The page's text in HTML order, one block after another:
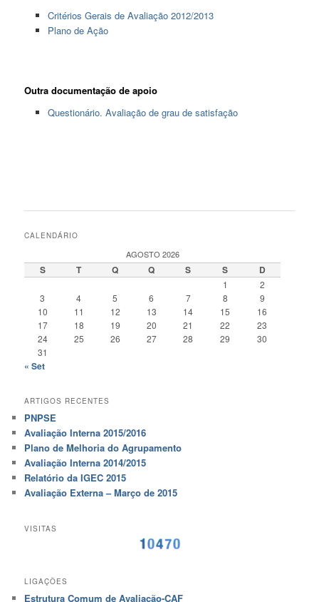
Critérios Gerais de Avaliação 2012/2013
Plano de Ação
Outra documentação de apoio
Questionário. Avaliação de grau de satisfação
CALENDÁRIO
AGOSTO 2026
S T Q Q S S D
1
2
3
4 5 6 7 8
9
10
11 12 13 14 15
16
17
18 19 20 21 22
23
24
25 26 27 28 29
30
31
« Set
ARTIGOS RECENTES
PNPSE
Avaliação Interna 2015/2016
Plano de Melhoria do Agrupamento
Avaliação Interna 2014/2015
Relatório da IGEC 2015
Avaliação Externa – Março de 2015
VISITAS
LIGAÇÕES
Estrutura Comum de Avaliação-CAF